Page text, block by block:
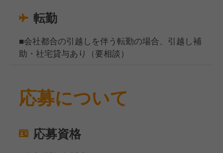
転勤
■会社都合の引越しを伴う転勤の場合、引越し補
助・社宅貸与あり（要相談）
応募について
応募資格